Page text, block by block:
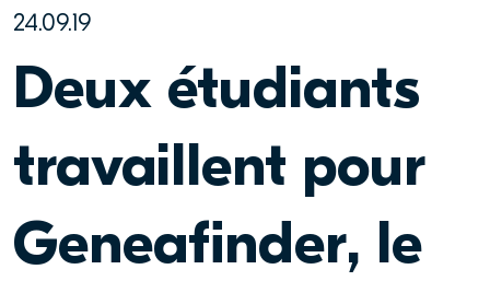
24.09.19
Deux étudiants
travaillent pour
Geneafinder, le